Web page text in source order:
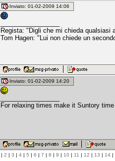
Inviato: 01-02-2009 14:06
Regista: "Digli che mi chieda qualsiasi
Tom Hagen: "Lui non chiede un
Inviato: 01-02-2009 14:20
For relaxing times make it Suntory time
| 2 | 3 | 4 | 5 | 6 | 7 | 8 | 9 | 10 | 11 | 12 | 13 | 14 |